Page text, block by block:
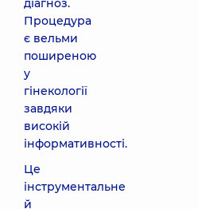
діагноз.
Процедура
є вельми
поширеною
у
гінекології
завдяки
високій
інформативності.
Це
інструментальне
й